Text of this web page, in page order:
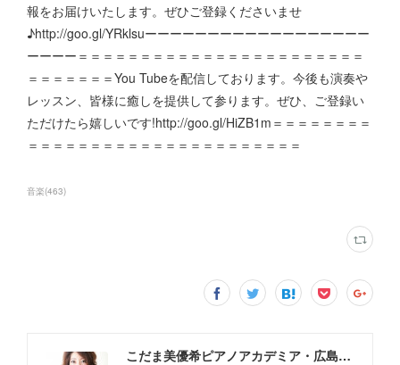
報をお届けいたします。ぜひご登録くださいませ
♪http://goo.gl/YRklsuーーーーーーーーーーーーーーーーーー
ーーーー＝＝＝＝＝＝＝＝＝＝＝＝＝＝＝＝＝＝＝＝＝＝＝
＝＝＝＝＝＝＝You Tubeを配信しております。今後も演奏や
レッスン、皆様に癒しを提供して参ります。ぜひ、ご登録い
ただけたら嬉しいです!http://goo.gl/HiZB1m＝＝＝＝＝＝＝＝
＝＝＝＝＝＝＝＝＝＝＝＝＝＝＝＝＝＝＝＝＝＝
音楽(463)
こだま美優希ピアノアカデミア・広島市中区